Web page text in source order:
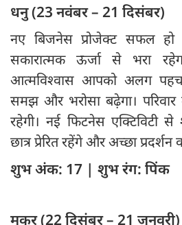
धनु (23 नवंबर – 21 दिसंबर)
नए बिजनेस प्रोजेक्ट सफल
सकारात्मक ऊर्जा से भरा
आत्मविश्वास आपको अलग
समझ और भरोसा बढ़ेगा।
रहेगी। नई फिटनेस एक्टिविटी से
छात्र प्रेरित रहेंगे और अच्छा प्रदर्शन
शुभ अंक: 17 | शुभ रंग: पिंक
मकर (22 दिसंबर – 21 जनवरी)